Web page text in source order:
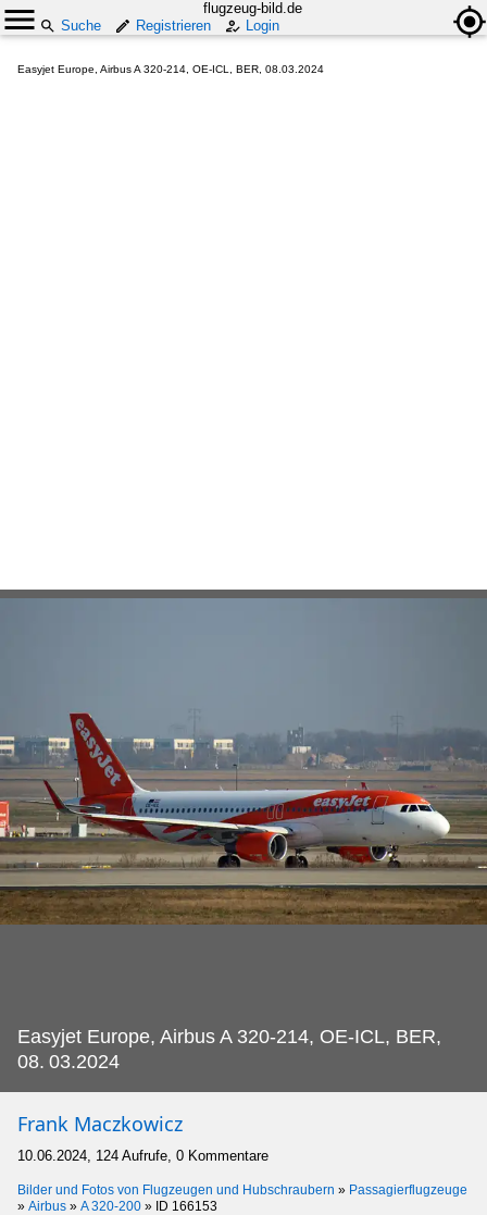
flugzeug-bild.de
Suche
Registrieren Login
Easyjet Europe, Airbus A 320-214, OE-ICL, BER, 08.03.2024
Easyjet Europe, Airbus A 320-214, OE-ICL, BER,
08. 03.2024
Frank Maczkowicz
10.06.2024, 124 Aufrufe, 0 Kommentare
Bilder und Fotos von Flugzeugen und Hubschraubern » Passagierflugzeuge
» Airbus » A 320-200 » ID 166153